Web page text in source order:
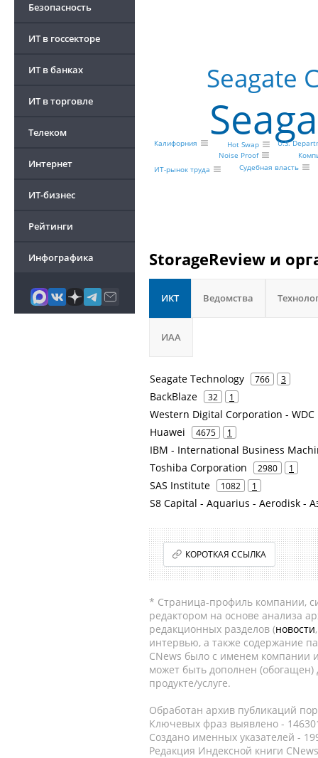
Безопасность
ИТ в госсекторе
ИТ в банках
ИТ в торговле
Телеком
Интернет
ИТ-бизнес
Рейтинги
Инфографика
Seagate
U.S.
Noise Proof
Hot Swap
Калифорния
ИТ-рынок труда Судебная власть
StorageReview и
ИКТ Ведомства
ИАА
Seagate Technology 766 3
BackBlaze 32 1
Western Digital Corporation - WDC
Huawei
4675 1
IBM - International Business
Toshiba Corporation
2980 1
SAS Institute 1082 1
S8 Capital - Aquarius - Aerodisk -
КОРОТКАЯ ССЫЛКА
* Страница-профиль компании,
редактором на основе анализа
редакционных разделов (новости
интервью, а также содержание
CNews было с именем компании
может быть дополнен
продукте/услуге.
Обработан архив публикаций
Ключевых фраз выявлено -
Создано именных указателей -
Редакция Индексной книги